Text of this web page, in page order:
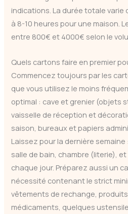
indications. La durée totale varie
à 8-10 heures pour une maison.
entre 800€ et 4000€ selon le
Quels cartons faire en premier
Commencez toujours par les
que vous utilisez le moins
optimal : cave et grenier (objets
vaisselle de réception et
saison, bureaux et papiers
Laissez pour la dernière
salle de bain, chambre (literie),
chaque jour. Préparez aussi un
nécessité contenant le strict
vêtements de rechange, produits
médicaments, quelques